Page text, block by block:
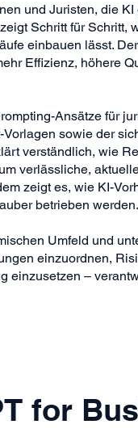
und Juristen, die
Schritt für Schritt,
einbauen lässt.
Effizienz, höhere
Ansätze für
sowie der
verständlich, wie
verlässliche,
zeigt es, wie KI-
betrieben werden.
Umfeld und
einzuordnen,
einzusetzen –
for